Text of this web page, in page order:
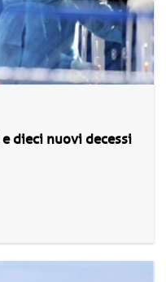
dieci nuovi decessi